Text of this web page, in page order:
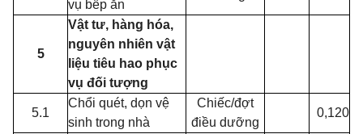
vụ bếp ăn
5
Vật tư, hàng hóa,
nguyên nhiên vật
liệu tiêu hao phục
vụ đối tượng
5.1
Chổi quét, dọn vệ
sinh trong nhà
Chiếc/đợt
điều dưỡng
0,120